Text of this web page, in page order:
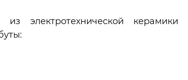
электротехнической керамики